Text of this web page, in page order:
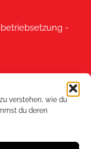
verstehen, wie du
du deren
-